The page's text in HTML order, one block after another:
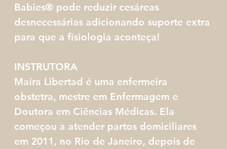
Babies® pode reduzir cesáreas
desnecessárias adicionando suporte extra
para que a fisiologia aconteça!
INSTRUTORA
Maíra Libertad é uma enfermeira
obstetra, mestre em Enfermagem e
Doutora em Ciências Médicas. Ela
começou a atender partos domiciliares
em 2011, no Rio de Janeiro, depois de